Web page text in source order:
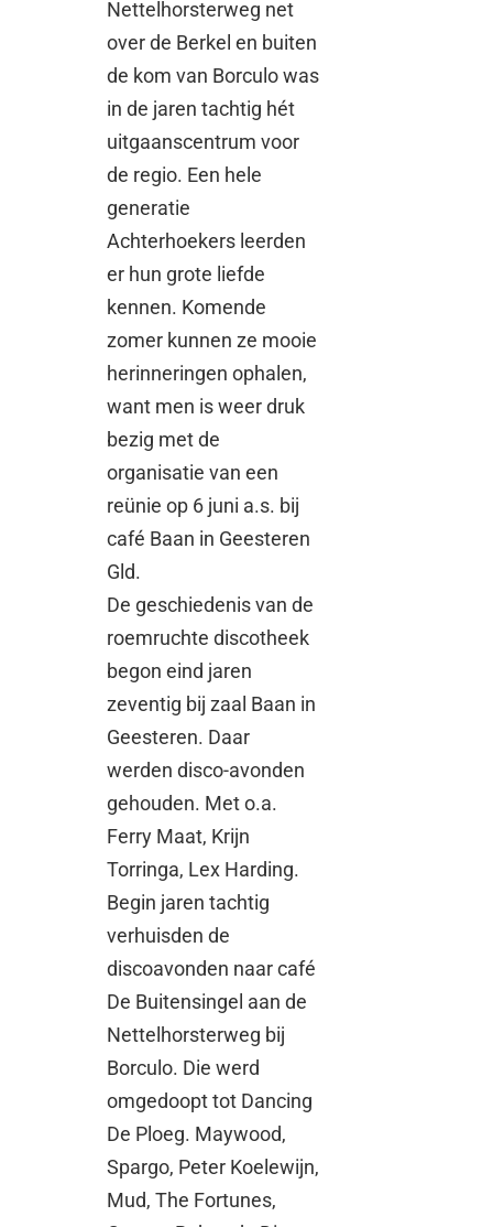
Nettelhorsterweg net
over de Berkel en buiten
de kom van Borculo was
in de jaren tachtig hét
uitgaanscentrum voor
de regio. Een hele
generatie
Achterhoekers leerden
er hun grote liefde
kennen. Komende
zomer kunnen ze mooie
herinneringen ophalen,
want men is weer druk
bezig met de
organisatie van een
reünie op 6 juni a.s. bij
café Baan in Geesteren
Gld.
De geschiedenis van de
roemruchte discotheek
begon eind jaren
zeventig bij zaal Baan in
Geesteren. Daar
werden disco-avonden
gehouden. Met o.a.
Ferry Maat, Krijn
Torringa, Lex Harding.
Begin jaren tachtig
verhuisden de
discoavonden naar café
De Buitensingel aan de
Nettelhorsterweg bij
Borculo. Die werd
omgedoopt tot Dancing
De Ploeg. Maywood,
Spargo, Peter Koelewijn,
Mud, The Fortunes,